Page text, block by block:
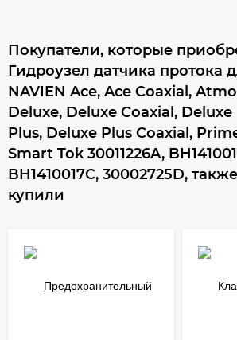
Покупатели, которые
Гидроузел датчика протока
NAVIEN Ace, Ace Coaxial,
Deluxe, Deluxe Coaxial, Deluxe
Plus, Deluxe Plus Coaxial,
Smart Tok 30011226A,
BH1410017C, 30002725D, также
купили